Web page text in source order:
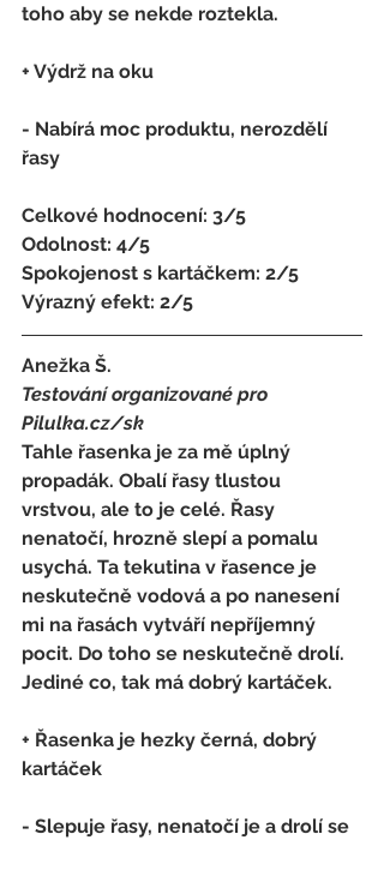
toho aby se nekde roztekla.
+ Výdrž na oku
- Nabírá moc produktu, nerozdělí
řasy
Celkové hodnocení: 3/5
Odolnost: 4/5
Spokojenost s kartáčkem: 2/5
Výrazný efekt: 2/5
Anežka Š.
Testování organizované pro
Pilulka.cz/sk
Tahle řasenka je za mě úplný
propadák. Obalí řasy tlustou
vrstvou, ale to je celé. Řasy
nenatočí, hrozně slepí a pomalu
usychá. Ta tekutina v řasence je
neskutečně vodová a po nanesení
mi na řasách vytváří nepříjemný
pocit. Do toho se neskutečně drolí.
Jediné co, tak má dobrý kartáček.
+ Řasenka je hezky černá, dobrý
kartáček
- Slepuje řasy, nenatočí je a drolí se